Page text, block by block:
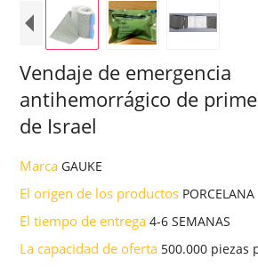
Vendaje de emergencia
antihemorrágico de
de Israel
MarcaGAUKE
El origen de los productos PORCELANA
El tiempo de entrega4-6 SEMANAS
La capacidad de oferta 500.000 piezas